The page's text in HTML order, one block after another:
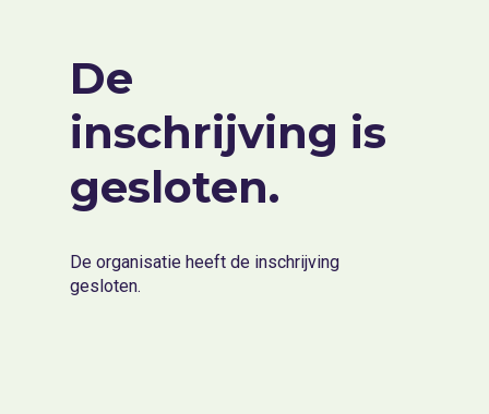
De
inschrijving is
gesloten.
De organisatie heeft de inschrijving
gesloten.